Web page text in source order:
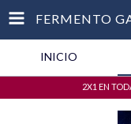
FERMENTO
INICIO
2X1 EN